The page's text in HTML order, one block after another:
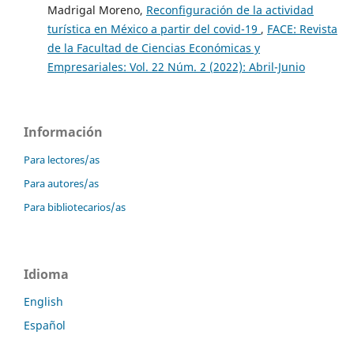
Madrigal Moreno, Reconfiguración de la actividad
turística en México a partir del covid-19 , FACE: Revista
de la Facultad de Ciencias Económicas y
Empresariales: Vol. 22 Núm. 2 (2022): Abril-Junio
Información
Para lectores/as
Para autores/as
Para bibliotecarios/as
Idioma
English
Español